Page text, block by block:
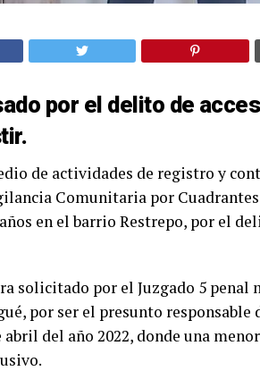
por el delito de
de actividades de registro y
Comunitaria por
en el barrio Restrepo, por el
solicitado por el Juzgado 5 penal
por ser el presunto responsable
abril del año 2022, donde una